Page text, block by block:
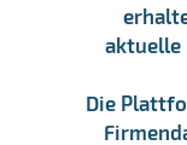
aktuelle
Die